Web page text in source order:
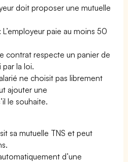
doit proposer une mutuelle
: L’employeur paie au moins 50
contrat respecte un panier de
la loi.
ne choisit pas librement
ajouter une
le souhaite.
sa mutuelle TNS et peut
d’une